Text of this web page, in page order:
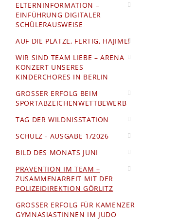
ELTERNINFORMATION –
EINFÜHRUNG DIGITALER
SCHÜLERAUSWEISE
AUF DIE PLÄTZE, FERTIG, HAJIME!
WIR SIND TEAM LIEBE – ARENA
KONZERT UNSERES
KINDERCHORES IN BERLIN
GROSSER ERFOLG BEIM S
PORTABZEICHENWETTBEWERB
TAG DER WILDNISSTATION
SCHULZ - AUSGABE 1/2026
BILD DES MONATS JUNI
PRÄVENTION IM TEAM –
ZUSAMMENARBEIT MIT DER
POLIZEIDIREKTION GÖRLITZ
GROSSER ERFOLG FÜR KAMENZER G
YMNASIASTINNEN IM JUDO